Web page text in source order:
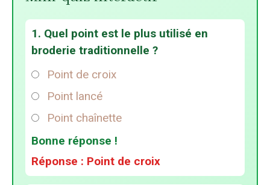
1. Quel point est le plus utilisé en
broderie traditionnelle ?
Point de croix
Point lancé
Point chaînette
Bonne réponse !
Réponse : Point de croix